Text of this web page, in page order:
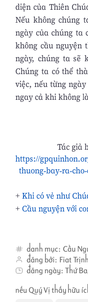
diện của Thiên
Nếu không chúng
ngày của chúng ta
không cầu nguyện
ngày, chúng ta sẽ
Chúng ta có thể
việc, nếu từng
ngay cả khi không
Tác giả
https://
thuong-bay-ra-
+Khi có vẻ như
+Cầu nguyện với
danh mục: Cầu
đăng bởi: Fiat
đăng ngày: Thứ
nếu Quý Vị thấy hữu